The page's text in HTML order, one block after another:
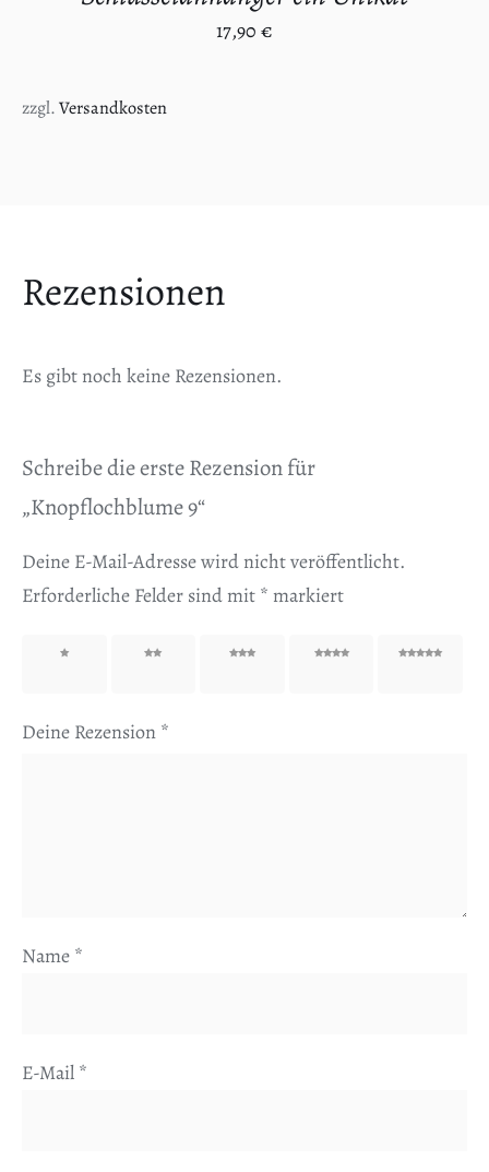
17,90 €
zzgl.Versandkosten
Rezensionen
Es gibt noch keine Rezensionen.
Schreibe die erste Rezension für
„Knopflochblume 9“
Deine E-Mail-Adresse wird nicht veröffentlicht.
Erforderliche Felder sind mit * markiert
1 von 2 von 3 von 4 von 5 von
Deine Rezension *
Name *
E-Mail *